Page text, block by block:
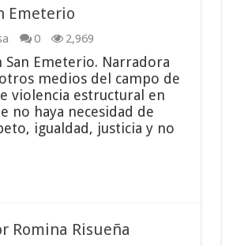
Emeterio
0 2,969
Emeterio. Narradora
medios del campo de
violencia estructural en
no haya necesidad de
igualdad, justicia y no
Romina Risueña